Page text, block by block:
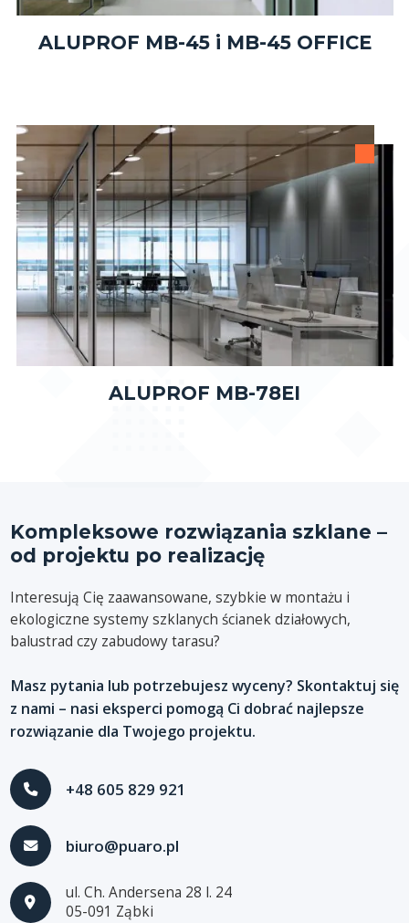
ALUPROF MB-45 i MB-45 OFFICE
ALUPROF MB-78EI
Kompleksowe rozwiązania szklane –
od projektu po realizację
Interesują Cię zaawansowane, szybkie w montażu i
ekologiczne systemy szklanych ścianek działowych,
balustrad czy zabudowy tarasu?
Masz pytania lub potrzebujesz wyceny? Skontaktuj się
z nami – nasi eksperci pomogą Ci dobrać najlepsze
rozwiązanie dla Twojego projektu.
+48 605 829 921
biuro@puaro.pl
ul. Ch. Andersena 28 l. 24
05-091 Ząbki